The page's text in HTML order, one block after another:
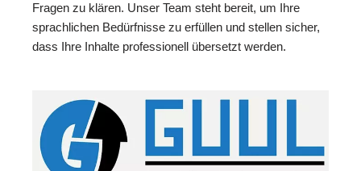
Fragen zu klären. Unser Team steht bereit, um Ihre
sprachlichen Bedürfnisse zu erfüllen und stellen sicher,
dass Ihre Inhalte professionell übersetzt werden.